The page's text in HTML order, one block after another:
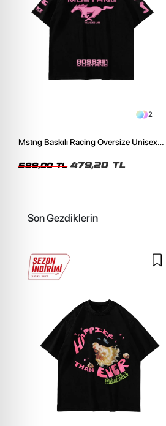
2
Mstng Baskılı Racing Oversize Unisex
599,00 TL 479,20 TL
Son Gezdiklerin